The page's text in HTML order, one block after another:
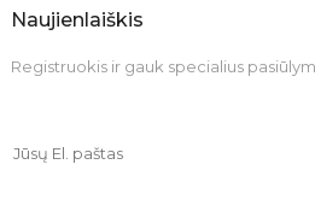
Naujienlaiškis
Registruokis ir gauk specialius